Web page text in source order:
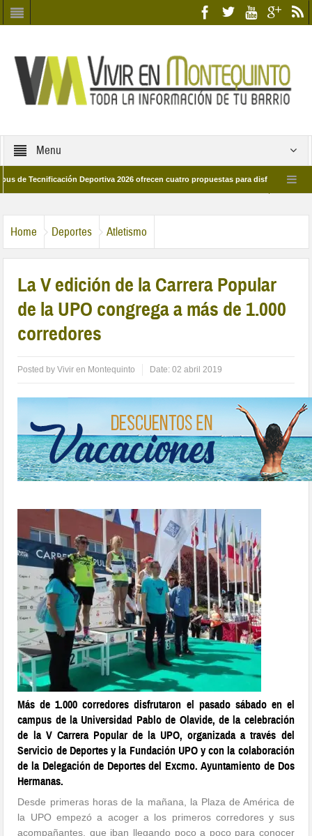
Menu
Deportiva 2026 ofrecen cuatro propuestas para disfrutar del deporte
Home Deportes Atletismo
La V edición de la Carrera Popular
de la UPO congrega a más de 1.000
corredores
Posted byVivir en Montequinto Date:02 abril 2019
Más de 1.000 corredores disfrutaron el pasado sábado en el
campus de la Universidad Pablo de Olavide, de la celebración
de la V Carrera Popular de la UPO, organizada a través del
Servicio de Deportes y la Fundación UPO y con la colaboración
de la Delegación de Deportes del Excmo. Ayuntamiento de Dos
Hermanas.
Desde primeras horas de la mañana, la Plaza de América de
la UPO empezó a acoger a los primeros corredores y sus
acompañantes, que iban llegando poco a poco para conocer